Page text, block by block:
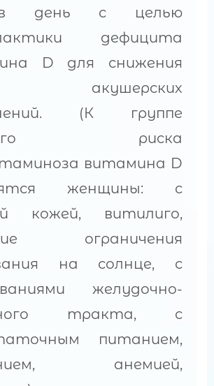
день с целью
дефицита
D для снижения
акушерских
(К группе
риска
витамина D
женщины: с
кожей, витилиго,
ограничения
на солнце, с
желудочно-
тракта, с
питанием,
анемией,